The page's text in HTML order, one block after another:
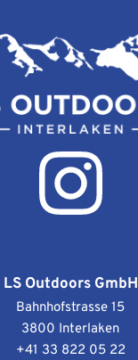
LS Outdoors GmbH
Bahnhofstrasse 15
3800 Interlaken
+41 33 822 05 22